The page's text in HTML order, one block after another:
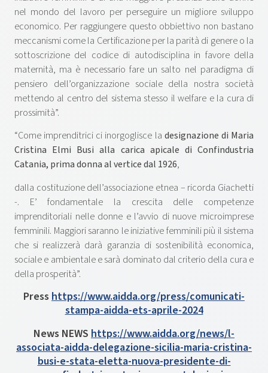
nel mondo del lavoro per perseguire un migliore sviluppo
economico. Per raggiungere questo obbiettivo non bastano
meccanismi come la Certificazione per la parità di genere o la
sottoscrizione del codice di autodisciplina in favore della
maternità, ma è necessario fare un salto nel paradigma di
pensiero dell’organizzazione sociale della nostra società
mettendo al centro del sistema stesso il welfare e la cura di
prossimità”.
“Come imprenditrici ci inorgoglisce la designazione di Maria
Cristina Elmi Busi alla carica apicale di Confindustria
Catania, prima donna al vertice dal 1926,
dalla costituzione dell’associazione etnea – ricorda Giachetti
-. E’ fondamentale la crescita delle competenze
imprenditoriali nelle donne e l’avvio di nuove microimprese
femminili. Maggiori saranno le iniziative femminili più il sistema
che si realizzerà darà garanzia di sostenibilità economica,
sociale e ambientale e sarà dominato dal criterio della cura e
della prosperità”.
Press https://www.aidda.org/press/comunicati-
stampa-aidda-ets-aprile-2024
News NEWS https://www.aidda.org/news/l-
associata-aidda-delegazione-sicilia-maria-cristina-
busi-e-stata-eletta-nuova-presidente-di-